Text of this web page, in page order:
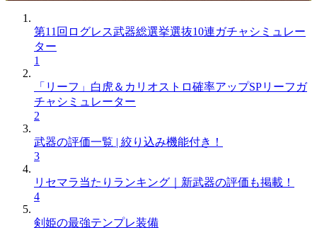
第11回ログレス武器総選挙選抜10連ガチャシミュレー
ター
1
「リーフ」白虎＆カリオストロ確率アップSPリーフガ
チャシミュレーター
2
武器の評価一覧 | 絞り込み機能付き！
3
リセマラ当たりランキング｜新武器の評価も掲載！
4
剣姫の最強テンプレ装備